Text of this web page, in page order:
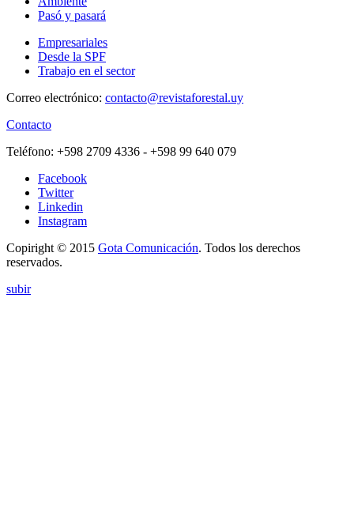
Pasó y pasará
Empresariales
Desde la SPF
Trabajo en el sector
Correo electrónico: contacto@revistaforestal.uy
Contacto
Teléfono: +598 2709 4336 ­- +598 99 640 079
Facebook
Twitter
Linkedin
Instagram
Copiright © 2015 Gota Comunicación. Todos los derechos
reservados.
subir